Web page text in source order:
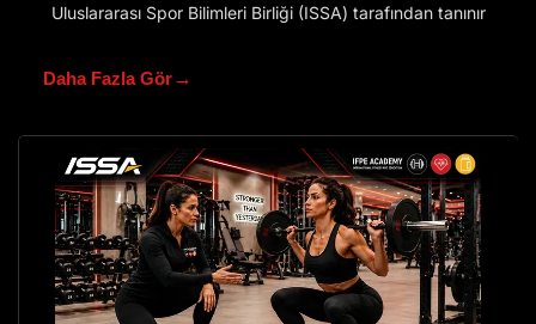
Uluslararası Spor Bilimleri Birliği (ISSA) tarafından tanınır
Daha Fazla Gör→